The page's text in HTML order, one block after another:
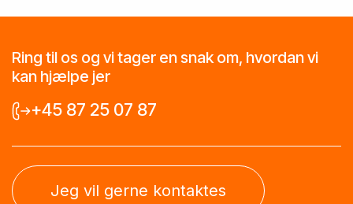
Ring til os og vi tager en snak om, hvordan vi
kan hjælpe jer
+45 87 25 07 87
Jeg vil gerne kontaktes